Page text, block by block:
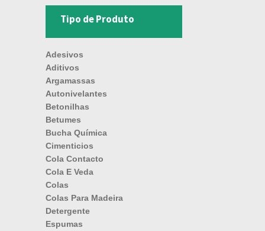
Tipo de Produto
Adesivos
Aditivos
Argamassas
Autonivelantes
Betonilhas
Betumes
Bucha Química
Cimenticios
Cola Contacto
Cola E Veda
Colas
Colas Para Madeira
Detergente
Espumas